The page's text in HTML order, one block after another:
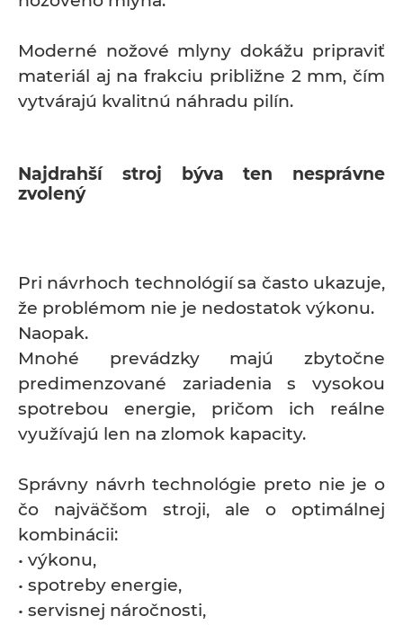
Moderné nožové mlyny dokážu pripraviť
materiál aj na frakciu približne 2 mm, čím
vytvárajú kvalitnú náhradu pilín.
Najdrahší stroj býva ten nesprávne
zvolený
Pri návrhoch technológií sa často ukazuje,
že problémom nie je nedostatok výkonu.
Naopak.
Mnohé prevádzky majú zbytočne
predimenzované zariadenia s vysokou
spotrebou energie, pričom ich reálne
využívajú len na zlomok kapacity.
Správny návrh technológie preto nie je o
čo najväčšom stroji, ale o optimálnej
kombinácii:
• výkonu,
• spotreby energie,
• servisnej náročnosti,